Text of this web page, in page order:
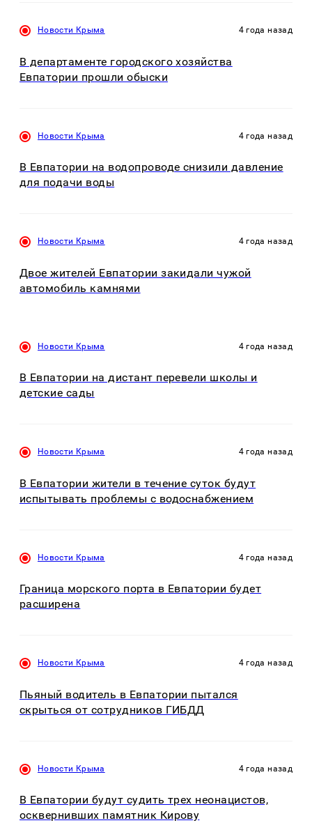
Новости Крыма 4 года назад
В департаменте городского хозяйства
Евпатории прошли обыски
Новости Крыма 4 года назад
В Евпатории на водопроводе снизили давление
для подачи воды
Новости Крыма 4 года назад
Двое жителей Евпатории закидали чужой
автомобиль камнями
Новости Крыма 4 года назад
В Евпатории на дистант перевели школы и
детские сады
Новости Крыма 4 года назад
В Евпатории жители в течение суток будут
испытывать проблемы с водоснабжением
Новости Крыма 4 года назад
Граница морского порта в Евпатории будет
расширена
Новости Крыма 4 года назад
Пьяный водитель в Евпатории пытался
скрыться от сотрудников ГИБДД
Новости Крыма 4 года назад
В Евпатории будут судить трех неонацистов,
осквернивших памятник Кирову